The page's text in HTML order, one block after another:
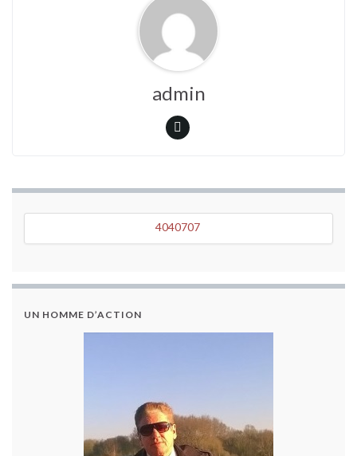
admin
4040707
UN HOMME D’ACTION